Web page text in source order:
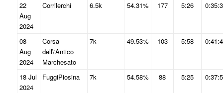
22
Aug
2024
Corrilerchi 6.5k 54.31% 177 5:26
08
Aug
2024
Corsa
dell\'Antico
Marchesato
7k 49.53% 103 5:58
18 Jul
2024
FuggiPiosina 7k 54.58% 88 5:25